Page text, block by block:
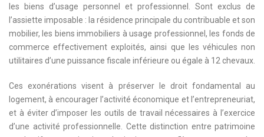
les biens d’usage personnel et professionnel. Sont exclus de
l’assiette imposable : la résidence principale du contribuable et son
mobilier, les biens immobiliers à usage professionnel, les fonds de
commerce effectivement exploités, ainsi que les véhicules non
utilitaires d’une puissance fiscale inférieure ou égale à 12 chevaux.
Ces exonérations visent à préserver le droit fondamental au
logement, à encourager l’activité économique et l’entrepreneuriat,
et à éviter d’imposer les outils de travail nécessaires à l’exercice
d’une activité professionnelle. Cette distinction entre patrimoine